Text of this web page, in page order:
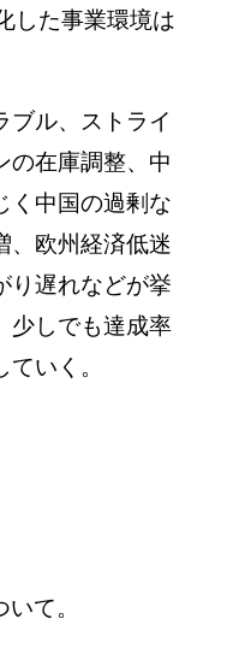
した事業環境は
ル、ストライ
の在庫調整、中
く中国の過剰な
、欧州経済低迷
り遅れなどが挙
少しでも達成率
いく。
て。